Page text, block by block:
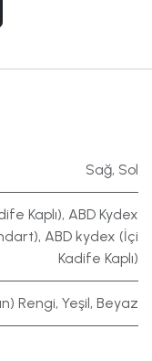
Sağ, Sol
Kaplı), ABD Kydex
, ABD kydex (İçi
Kadife Kaplı)
Rengi, Yeşil, Beyaz